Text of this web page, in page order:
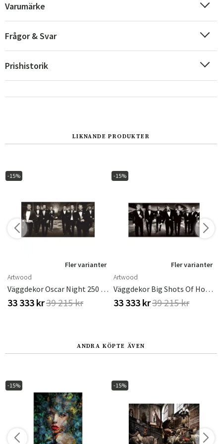
Sverige
Danmark
Varumärke
Frågor & Svar
Prishistorik
LIKNANDE PRODUKTER
-15%
Fler varianter
Artwood
Väggdekor Oscar Night 250 X 120 Cm
33 333 kr39 215 kr
-15%
Fler varianter
Artwood
Väggdekor Big Shots Of Hollywood 250x120 Cm
33 333 kr39 215 kr
ANDRA KÖPTE ÄVEN
-15% -15%